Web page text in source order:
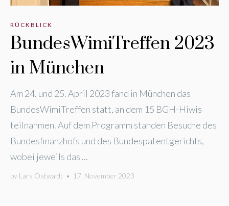
RÜCKBLICK
BundesWimiTreffen 2023
in München
Am 24. und 25. April 2023 fand in München das
BundesWimiTreffen statt, an dem 15 BGH-Hiwis
teilnahmen. Auf dem Programm standen Besuche des
Bundesfinanzhofs und des Bundespatentgerichts,
wobei jeweils das ...
by Lars Ostwaldt • 17. November 2023